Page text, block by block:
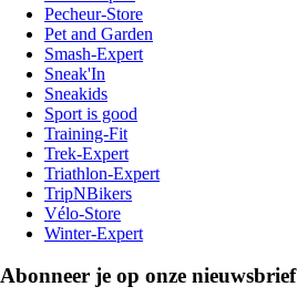
Pecheur-Store
Pet and Garden
Smash-Expert
Sneak'In
Sneakids
Sport is good
Training-Fit
Trek-Expert
Triathlon-Expert
TripNBikers
Vélo-Store
Winter-Expert
Abonneer je op onze nieuwsbrief